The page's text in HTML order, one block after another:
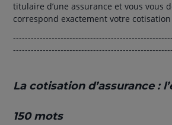
titulaire d’une assurance et vous vous
correspond exactement votre
La cotisation d’assurance :
150 mots